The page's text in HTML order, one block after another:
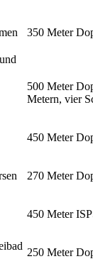
350 Meter
500 Meter
Metern, vier
450 Meter
270 Meter
450 Meter
250 Meter